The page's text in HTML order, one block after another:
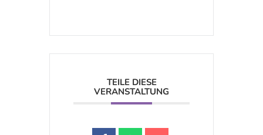
TEILE DIESE
VERANSTALTUNG